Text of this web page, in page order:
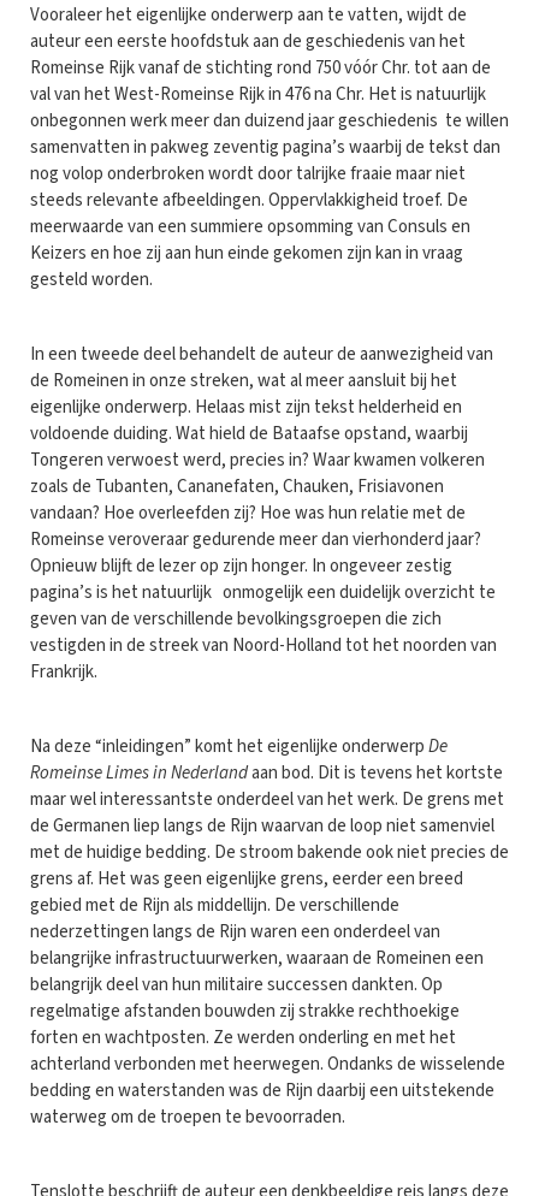
Vooraleer het eigenlijke onderwerp aan te vatten, wijdt de
auteur een eerste hoofdstuk aan de geschiedenis van het
Romeinse Rijk vanaf de stichting rond 750 vóór Chr. tot aan de
val van het West-Romeinse Rijk in 476 na Chr. Het is natuurlijk
onbegonnen werk meer dan duizend jaar geschiedenis te willen
samenvatten in pakweg zeventig pagina’s waarbij de tekst dan
nog volop onderbroken wordt door talrijke fraaie maar niet
steeds relevante afbeeldingen. Oppervlakkigheid troef. De
meerwaarde van een summiere opsomming van Consuls en
Keizers en hoe zij aan hun einde gekomen zijn kan in vraag
gesteld worden.
In een tweede deel behandelt de auteur de aanwezigheid van
de Romeinen in onze streken, wat al meer aansluit bij het
eigenlijke onderwerp. Helaas mist zijn tekst helderheid en
voldoende duiding. Wat hield de Bataafse opstand, waarbij
Tongeren verwoest werd, precies in? Waar kwamen volkeren
zoals de Tubanten, Cananefaten, Chauken, Frisiavonen
vandaan? Hoe overleefden zij? Hoe was hun relatie met de
Romeinse veroveraar gedurende meer dan vierhonderd jaar?
Opnieuw blijft de lezer op zijn honger. In ongeveer zestig
pagina’s is het natuurlijk onmogelijk een duidelijk overzicht te
geven van de verschillende bevolkingsgroepen die zich
vestigden in de streek van Noord-Holland tot het noorden van
Frankrijk.
Na deze “inleidingen” komt het eigenlijke onderwerpDe
Romeinse Limes in Nederlandaan bod. Dit is tevens het kortste
maar wel interessantste onderdeel van het werk. De grens met
de Germanen liep langs de Rijn waarvan de loop niet samenviel
met de huidige bedding. De stroom bakende ook niet precies de
grens af. Het was geen eigenlijke grens, eerder een breed
gebied met de Rijn als middellijn. De verschillende
nederzettingen langs de Rijn waren een onderdeel van
belangrijke infrastructuurwerken, waaraan de Romeinen een
belangrijk deel van hun militaire successen dankten. Op
regelmatige afstanden bouwden zij strakke rechthoekige
forten en wachtposten. Ze werden onderling en met het
achterland verbonden met heerwegen. Ondanks de wisselende
bedding en waterstanden was de Rijn daarbij een uitstekende
waterweg om de troepen te bevoorraden.